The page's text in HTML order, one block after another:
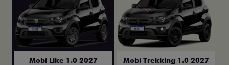
Mobi Like 1.0 2027 Mobi Trekking 1.0 2027